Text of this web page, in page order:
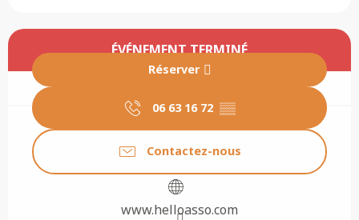
Ouverture et coordonnées
ÉVÉNEMENT TERMINÉ
Réserver
06 63 16 72 ▒▒
Contactez-nous
www.helloasso.com